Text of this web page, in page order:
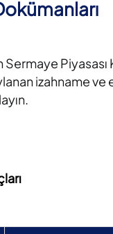
Sermaye Piyasası
izahname ve